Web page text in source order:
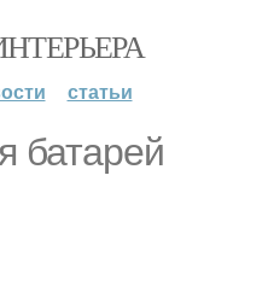
статьи
батарей